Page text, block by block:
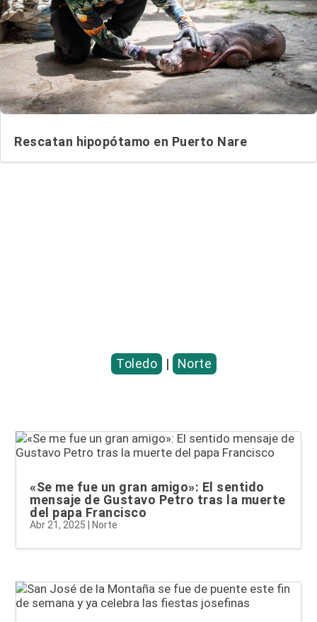
Rescatan hipopótamo en Puerto Nare
Toledo | Norte
«Se me fue un gran amigo»: El sentido
mensaje de Gustavo Petro tras la muerte
del papa Francisco
Abr 21, 2025 Norte